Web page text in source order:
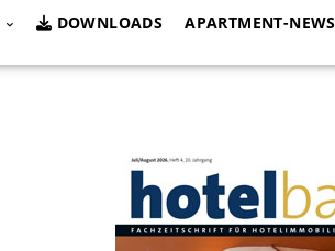
DOWNLOADS APARTMENT-NEWS